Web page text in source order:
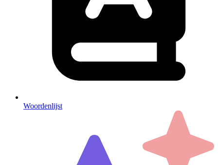
Woordenlijst